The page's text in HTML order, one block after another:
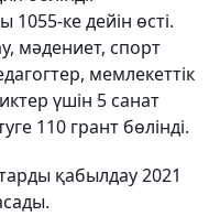
ке дейін өсті.
мәдениет, спорт
мемлекеттік
үшін 5 санат
110 грант бөлінді.
қабылдау 2021